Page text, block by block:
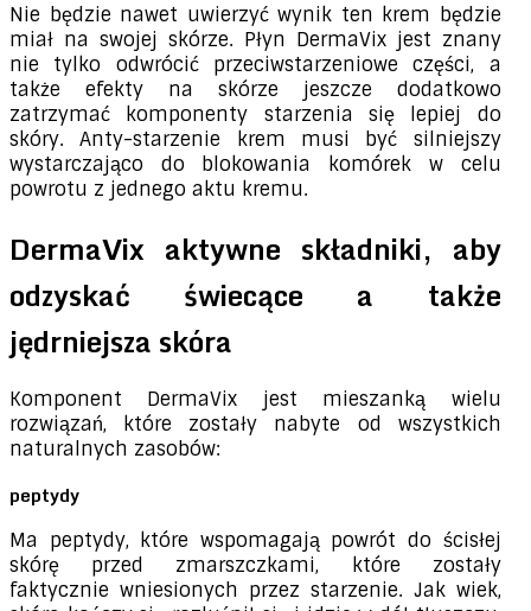
Nie będzie nawet uwierzyć wynik ten krem ​​będzie
miał na swojej skórze. Płyn DermaVix jest znany
nie tylko odwrócić przeciwstarzeniowe części, a
także efekty na skórze jeszcze dodatkowo
zatrzymać komponenty starzenia się lepiej do
skóry. Anty-starzenie krem ​​musi być silniejszy
wystarczająco do blokowania komórek w celu
powrotu z jednego aktu kremu.
DermaVix aktywne składniki, aby
odzyskać świecące a także
jędrniejsza skóra
Komponent DermaVix jest mieszanką wielu
rozwiązań, które zostały nabyte od wszystkich
naturalnych zasobów:
peptydy
Ma peptydy, które wspomagają powrót do ścisłej
skórę przed zmarszczkami, które zostały
faktycznie wniesionych przez starzenie. Jak wiek,